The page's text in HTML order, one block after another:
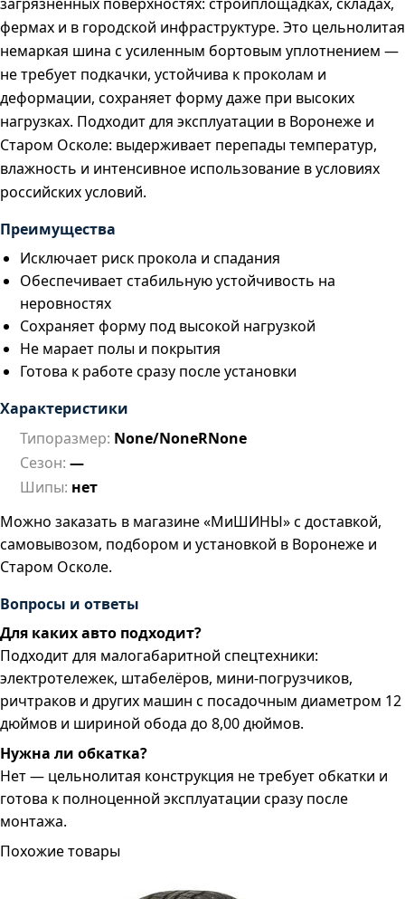
фермах и в городской инфраструктуре. Это цельнолитая
немаркая шина с усиленным бортовым уплотнением —
не требует подкачки, устойчива к проколам и
деформации, сохраняет форму даже при высоких
нагрузках. Подходит для эксплуатации в Воронеже и
Старом Осколе: выдерживает перепады температур,
влажность и интенсивное использование в условиях
российских условий.
Преимущества
Исключает риск прокола и спадания
Обеспечивает стабильную устойчивость на
неровностях
Сохраняет форму под высокой нагрузкой
Не марает полы и покрытия
Готова к работе сразу после установки
Характеристики
Типоразмер: None/NoneRNone
Сезон: —
Шипы: нет
Можно заказать в магазине «МиШИНЫ» с доставкой,
самовывозом, подбором и установкой в Воронеже и
Старом Осколе.
Вопросы и ответы
Для каких авто подходит?
Подходит для малогабаритной спецтехники:
электротележек, штабелёров, мини-погрузчиков,
ричтраков и других машин с посадочным диаметром 12
дюймов и шириной обода до 8,00 дюймов.
Нужна ли обкатка?
Нет — цельнолитая конструкция не требует обкатки и
готова к полноценной эксплуатации сразу после
монтажа.
Похожие товары